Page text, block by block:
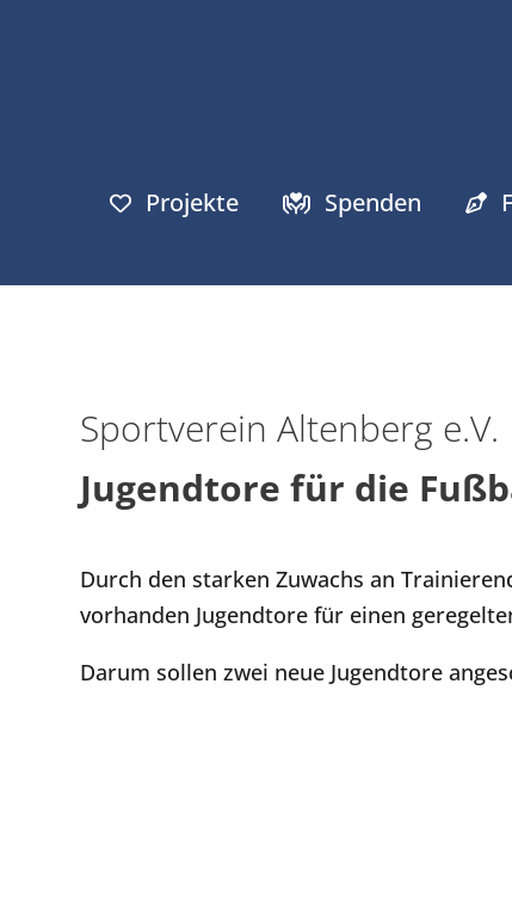
Projekte Spenden
Sportverein Altenberg e.V.
Jugendtore für die
Durch den starken Zuwachs an
vorhanden Jugendtore für einen
Darum sollen zwei neue Jugendtore